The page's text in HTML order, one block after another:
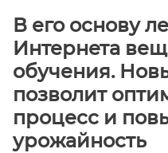
Республика
Северная
Осетия
Алания
Чеченская
Республика
В его основу
Интернета
обучения.
позволит
процесс и
урожайность